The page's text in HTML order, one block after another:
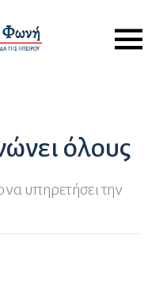
Menu
όλους
υπηρετήσει την